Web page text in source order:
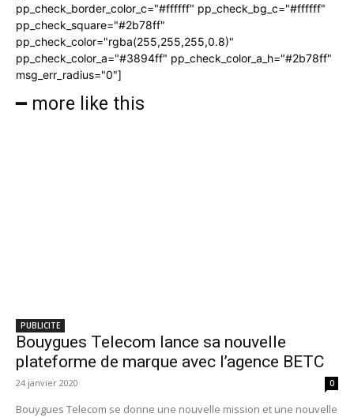
pp_check_border_color_c="#ffffff" pp_check_bg_c="#ffffff"
pp_check_square="#2b78ff"
pp_check_color="rgba(255,255,255,0.8)"
pp_check_color_a="#3894ff" pp_check_color_a_h="#2b78ff"
msg_err_radius="0"]
━ more like this
PUBLICITE
Bouygues Telecom lance sa nouvelle
plateforme de marque avec l’agence BETC
24 janvier 2020 0
Bouygues Telecom se donne une nouvelle mission et une nouvelle